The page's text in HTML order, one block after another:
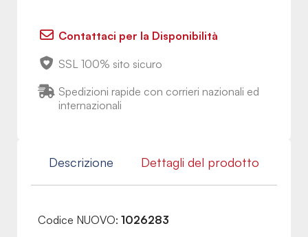
Contattaci per la Disponibilità
SSL 100% sito sicuro
Spedizioni rapide con corrieri nazionali ed
internazionali
Descrizione Dettagli del prodotto
Codice NUOVO: 1026283